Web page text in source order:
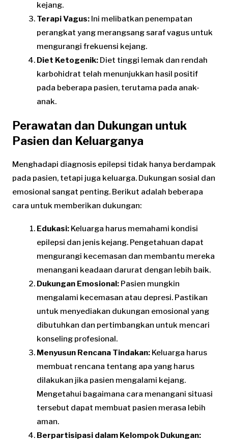
kejang.
Terapi Vagus: Ini melibatkan penempatan
perangkat yang merangsang saraf vagus untuk
mengurangi frekuensi kejang.
Diet Ketogenik: Diet tinggi lemak dan rendah
karbohidrat telah menunjukkan hasil positif
pada beberapa pasien, terutama pada anak-
anak.
Perawatan dan Dukungan untuk
Pasien dan Keluarganya
Menghadapi diagnosis epilepsi tidak hanya berdampak
pada pasien, tetapi juga keluarga. Dukungan sosial dan
emosional sangat penting. Berikut adalah beberapa
cara untuk memberikan dukungan:
Edukasi: Keluarga harus memahami kondisi
epilepsi dan jenis kejang. Pengetahuan dapat
mengurangi kecemasan dan membantu mereka
menangani keadaan darurat dengan lebih baik.
Dukungan Emosional: Pasien mungkin
mengalami kecemasan atau depresi. Pastikan
untuk menyediakan dukungan emosional yang
dibutuhkan dan pertimbangkan untuk mencari
konseling profesional.
Menyusun Rencana Tindakan: Keluarga harus
membuat rencana tentang apa yang harus
dilakukan jika pasien mengalami kejang.
Mengetahui bagaimana cara menangani situasi
tersebut dapat membuat pasien merasa lebih
aman.
Berpartisipasi dalam Kelompok Dukungan: